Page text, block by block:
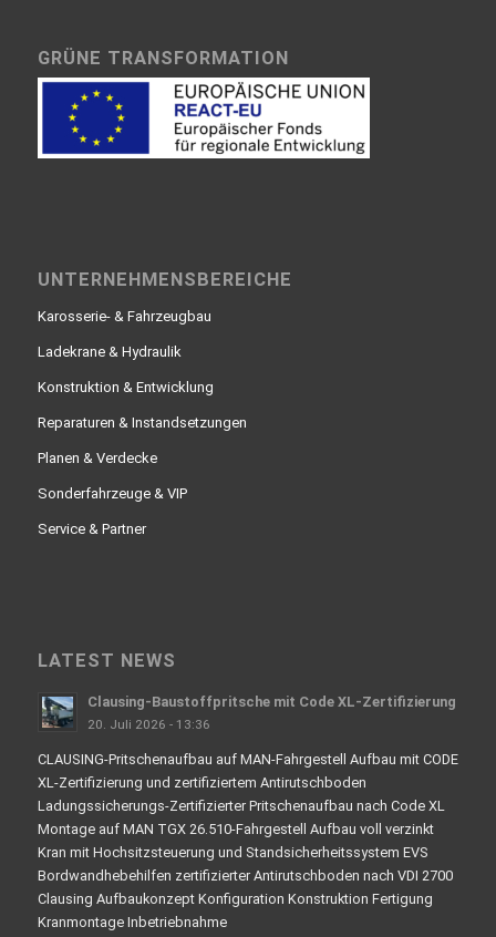
GRÜNE TRANSFORMATION
UNTERNEHMENSBEREICHE
Karosserie- & Fahrzeugbau
Ladekrane & Hydraulik
Konstruktion & Entwicklung
Reparaturen & Instandsetzungen
Planen & Verdecke
Sonderfahrzeuge & VIP
Service & Partner
LATEST NEWS
Clausing-Baustoffpritsche mit Code XL-Zertifizierung
20. Juli 2026 - 13:36
CLAUSING-Pritschenaufbau auf MAN-Fahrgestell Aufbau mit CODE
XL-Zertifizierung und zertifiziertem Antirutschboden
Ladungssicherungs-Zertifizierter Pritschenaufbau nach Code XL
Montage auf MAN TGX 26.510-Fahrgestell Aufbau voll verzinkt
Kran mit Hochsitzsteuerung und Standsicherheitssystem EVS
Bordwandhebehilfen zertifizierter Antirutschboden nach VDI 2700
Clausing Aufbaukonzept Konfiguration Konstruktion Fertigung
Kranmontage Inbetriebnahme